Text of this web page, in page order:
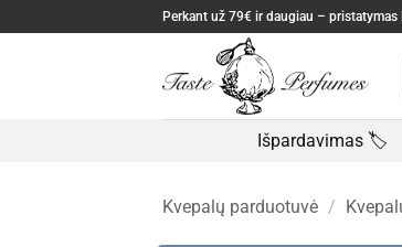
to
Perkant už 79€ ir daugiau – pristatymas
Išpardavimas 🏷️
Kvepalų parduotuvė /